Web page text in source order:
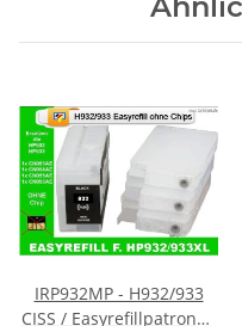
IRP932MP - H932/933
CISS / Easyrefillpatronen